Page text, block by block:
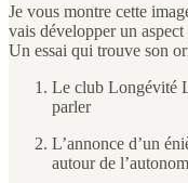
Je vous montre cette
vais développer un aspect
Un essai qui trouve son
Le club Longévité
parler
L’annonce d’un
autour de